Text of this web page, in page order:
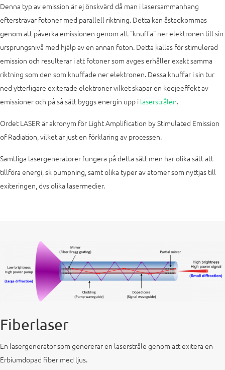
Denna typ av emission är ej önskvärd då man i lasersammanhang
eftersträvar fotoner med parallell riktning. Detta kan åstadkommas
genom att påverka emissionen genom att "knuffa" ner elektronen till sin
ursprungsnivå med hjälp av en annan foton. Detta kallas för stimulerad
emission och resulterar i att fotoner som avges erhåller exakt samma
riktning som den som knuffade ner elektronen. Dessa knuffar i sin tur
ned ytterligare exiterade elektroner vilket skapar en kedjeeffekt av
emissioner och på så sätt byggs energin upp i laserstrålen.
Ordet LASER är akronym för Light Amplification by Stimulated Emission
of Radiation, vilket är just en förklaring av processen.
Samtliga lasergeneratorer fungera på detta sätt men har olika sätt att
tillföra energi, sk pumpning, samt olika typer av atomer som nyttjas till
exiteringen, dvs olika lasermedier.
Fiberlaser
En lasergenerator som genererar en laserstråle genom att exitera en
Erbiumdopad fiber med ljus.